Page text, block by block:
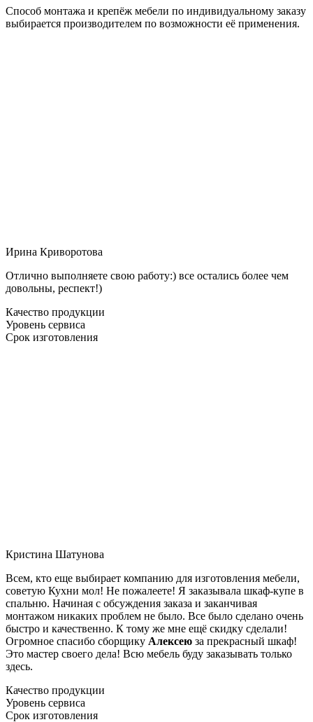
Способ монтажа и крепёж мебели по индивидуальному заказу
выбирается производителем по возможности её применения.
Ирина Криворотова
Отлично выполняете свою работу:) все остались более чем
довольны, респект!)
Качество продукции
Уровень сервиса
Срок изготовления
Кристина Шатунова
Всем, кто еще выбирает компанию для изготовления мебели,
советую Кухни мол! Не пожалеете! Я заказывала шкаф-купе в
спальню. Начиная с обсуждения заказа и заканчивая
монтажом никаких проблем не было. Все было сделано очень
быстро и качественно. К тому же мне ещё скидку сделали!
Огромное спасибо сборщику Алексею за прекрасный шкаф!
Это мастер своего дела! Всю мебель буду заказывать только
здесь.
Качество продукции
Уровень сервиса
Срок изготовления